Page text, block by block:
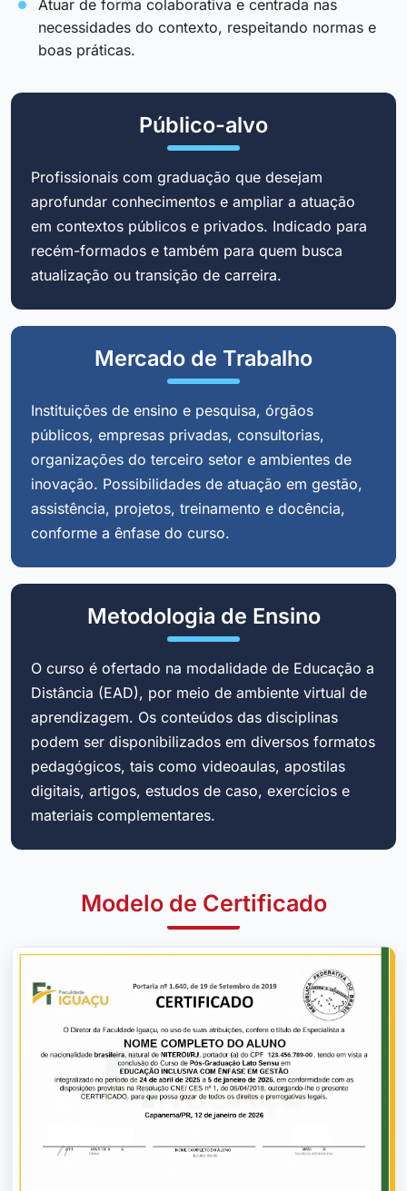
Atuar de forma colaborativa e centrada nas
necessidades do contexto, respeitando normas e
boas práticas.
Público-alvo
Profissionais com graduação que desejam
aprofundar conhecimentos e ampliar a atuação
em contextos públicos e privados. Indicado para
recém-formados e também para quem busca
atualização ou transição de carreira.
Mercado de Trabalho
Instituições de ensino e pesquisa, órgãos
públicos, empresas privadas, consultorias,
organizações do terceiro setor e ambientes de
inovação. Possibilidades de atuação em gestão,
assistência, projetos, treinamento e docência,
conforme a ênfase do curso.
Metodologia de Ensino
O curso é ofertado na modalidade de Educação a
Distância (EAD), por meio de ambiente virtual de
aprendizagem. Os conteúdos das disciplinas
podem ser disponibilizados em diversos formatos
pedagógicos, tais como videoaulas, apostilas
digitais, artigos, estudos de caso, exercícios e
materiais complementares.
Modelo de Certificado